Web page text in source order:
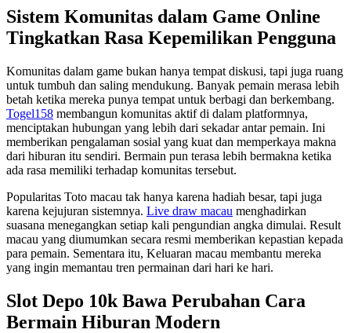
Sistem Komunitas dalam Game Online
Tingkatkan Rasa Kepemilikan Pengguna
Komunitas dalam game bukan hanya tempat diskusi, tapi juga ruang
untuk tumbuh dan saling mendukung. Banyak pemain merasa lebih
betah ketika mereka punya tempat untuk berbagi dan berkembang.
Togel158 membangun komunitas aktif di dalam platformnya,
menciptakan hubungan yang lebih dari sekadar antar pemain. Ini
memberikan pengalaman sosial yang kuat dan memperkaya makna
dari hiburan itu sendiri. Bermain pun terasa lebih bermakna ketika
ada rasa memiliki terhadap komunitas tersebut.
Popularitas Toto macau tak hanya karena hadiah besar, tapi juga
karena kejujuran sistemnya. Live draw macau menghadirkan
suasana menegangkan setiap kali pengundian angka dimulai. Result
macau yang diumumkan secara resmi memberikan kepastian kepada
para pemain. Sementara itu, Keluaran macau membantu mereka
yang ingin memantau tren permainan dari hari ke hari.
Slot Depo 10k Bawa Perubahan Cara
Bermain Hiburan Modern